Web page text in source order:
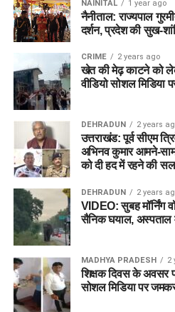
NAINITAL 1 year ago
नैनीताल: राज्यपाल
दर्शन, प्रदेश की सुख-
CRIME 2 years ago
खेत की मेढ़ काटने को
वीडियो सोशल मिडिया
DEHRADUN 2 years
उत्तराखंड: पूर्व सीएम
अभिनव कुमार आमने-
को दी हद में रहने की
DEHRADUN 2 years
VIDEO: सुबह मॉर्निंग
सैनिक घयाल, अस्पताल
MADHYA PRADESH 2
शिक्षक दिवस के अवसर
सोशल मिडिया पर